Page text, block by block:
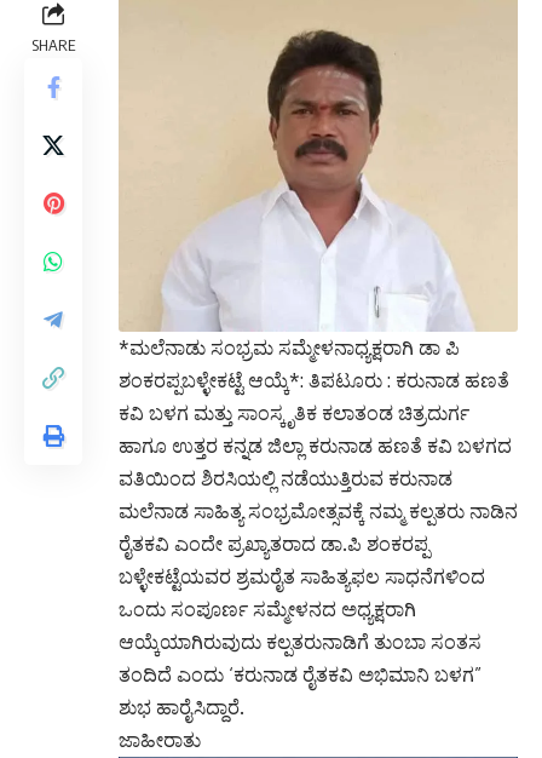
SHARE
*ಮಲೆನಾಡು ಸಂಭ್ರಮ ಸಮ್ಮೇಳನಾಧ್ಯಕ್ಷರಾಗಿ ಡಾ ಪಿ
ಶಂಕರಪ್ಪಬಳ್ಳೇಕಟ್ಟೆ ಆಯ್ಕೆ*: ತಿಪಟೂರು : ಕರುನಾಡ ಹಣತೆ
ಕವಿ ಬಳಗ ಮತ್ತು ಸಾಂಸ್ಕೃತಿಕ ಕಲಾತಂಡ ಚಿತ್ರದುರ್ಗ
ಹಾಗೂ ಉತ್ತರ ಕನ್ನಡ ಜಿಲ್ಲಾ ಕರುನಾಡ ಹಣತೆ ಕವಿ ಬಳಗದ
ವತಿಯಿಂದ ಶಿರಸಿಯಲ್ಲಿ ನಡೆಯುತ್ತಿರುವ ಕರುನಾಡ
ಮಲೆನಾಡ ಸಾಹಿತ್ಯ ಸಂಭ್ರಮೋತ್ಸವಕ್ಕೆ ನಮ್ಮ ಕಲ್ಪತರು ನಾಡಿನ
ರೈತಕವಿ ಎಂದೇ ಪ್ರಖ್ಯಾತರಾದ ಡಾ.ಪಿ ಶಂಕರಪ್ಪ
ಬಳ್ಳೇಕಟ್ಟೆಯವರ ಶ್ರಮರೈತ ಸಾಹಿತ್ಯಫಲ ಸಾಧನೆಗಳಿಂದ
ಒಂದು ಸಂಪೂರ್ಣ ಸಮ್ಮೇಳನದ ಅಧ್ಯಕ್ಷರಾಗಿ
ಆಯ್ಕೆಯಾಗಿರುವುದು ಕಲ್ಪತರುನಾಡಿಗೆ ತುಂಬಾ ಸಂತಸ
ತಂದಿದೆ ಎಂದು ‘ಕರುನಾಡ ರೈತಕವಿ ಅಭಿಮಾನಿ ಬಳಗ”
ಶುಭ ಹಾರೈಸಿದ್ದಾರೆ.
ಜಾಹೀರಾತು